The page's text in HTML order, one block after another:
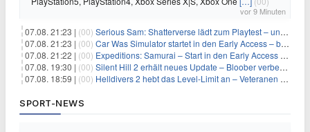
vor 9 Minuten
07.08. 21:23 | (00) Serious Sam: Shatterverse lädt zum Playtest – und erscheint schon bald!
07.08. 21:23 | (00) Car Was Simulator startet in den Early Access – bald gehts los!
07.08. 21:22 | (00) Expeditions: Samurai – Start in den Early Access ab heute im feudalen Japan
07.08. 19:30 | (00) Silent Hill 2 erhält neues Update – Bloober verbessert Grafik und Performance
07.08. 18:59 | (00) Helldivers 2 hebt das Level-Limit an – Veteranen können endlich weiter aufsteigen
SPORT-NEWS